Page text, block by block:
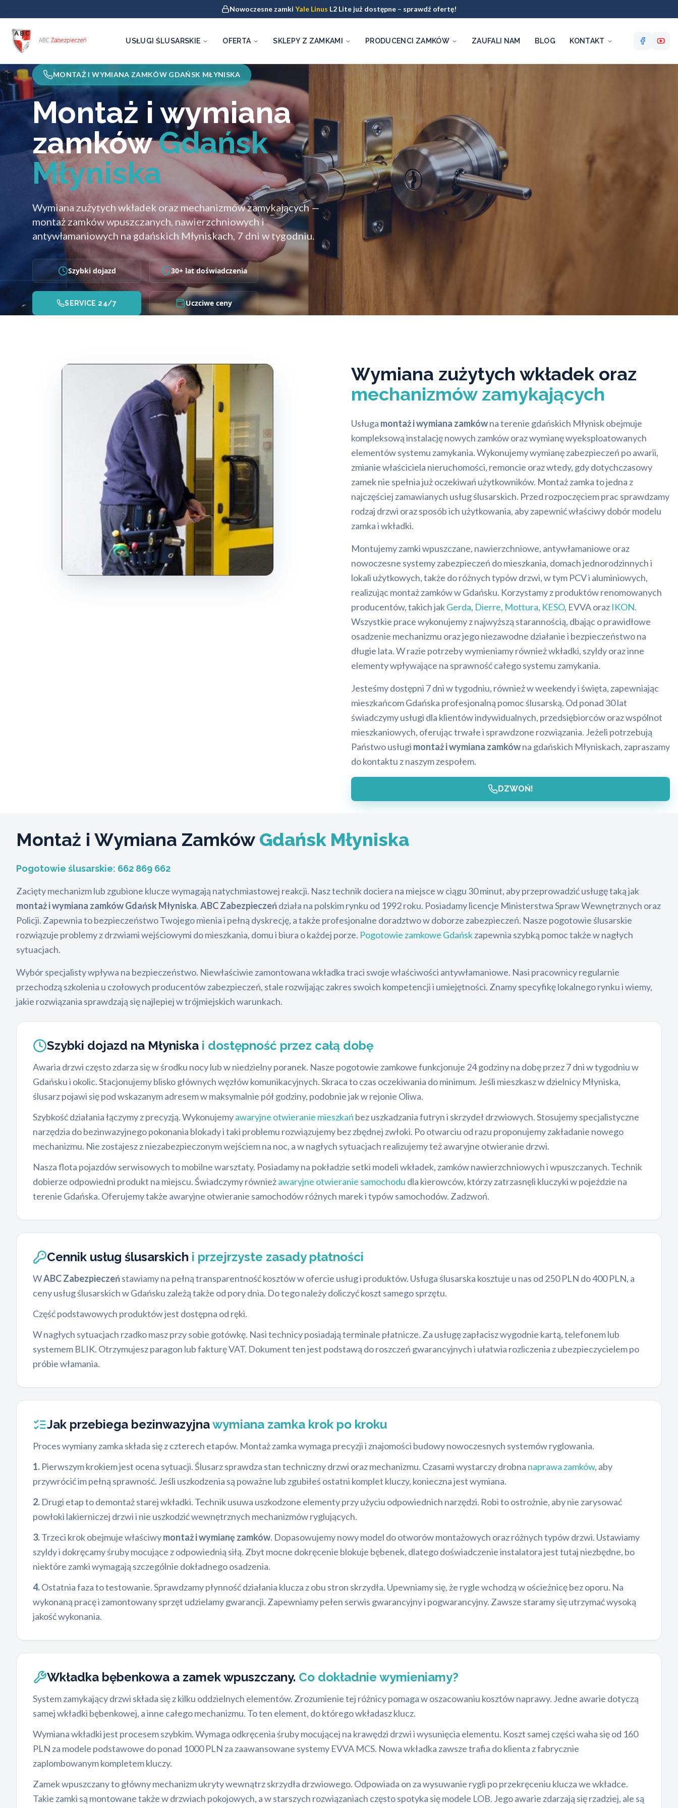
Nowoczesne zamki Yale Linus L2 Lite już dostępne – sprawdź ofertę!
USŁUGI ŚLUSARSKIE OFERTA SKLEPY Z ZAMKAMI PRODUCENCI ZAMKÓW ZAUFALI NAM BLOG KONTAKT
MONTAŻ I WYMIANA ZAMKÓW GDAŃSK MŁYNISKA
Montaż i wymiana
zamkówGdańsk
Młyniska
Wymiana zużytych wkładek oraz mechanizmów zamykających —
montaż zamków wpuszczanych, nawierzchniowych i
antywłamaniowych na gdańskich Młyniskach, 7 dni w tygodniu.
Szybki dojazd 30+ lat doświadczenia
SERVICE 24/7 Uczciwe ceny
Wymiana zużytych wkładek oraz
mechanizmów zamykających
Usługa montaż i wymiana zamkówna terenie gdańskich Młynisk obejmuje
kompleksową instalację nowych zamków oraz wymianę wyeksploatowanych
elementów systemu zamykania. Wykonujemy wymianę zabezpieczeń po awarii,
zmianie właściciela nieruchomości, remoncie oraz wtedy, gdy dotychczasowy
zamek nie spełnia już oczekiwań użytkowników. Montaż zamka to jedna z
najczęściej zamawianych usług ślusarskich. Przed rozpoczęciem prac sprawdzamy
rodzaj drzwi oraz sposób ich użytkowania, aby zapewnić właściwy dobór modelu
zamka i wkładki.
Montujemy zamki wpuszczane, nawierzchniowe, antywłamaniowe oraz
nowoczesne systemy zabezpieczeń do mieszkania, domach jednorodzinnych i
lokali użytkowych, także do różnych typów drzwi, w tym PCV i aluminiowych,
realizując montaż zamków w Gdańsku. Korzystamy z produktów renomowanych
producentów, takich jakGerda, Dierre, Mottura, KESO, EVVA oraz IKON.
Wszystkie prace wykonujemy z najwyższą starannością, dbając o prawidłowe
osadzenie mechanizmu oraz jego niezawodne działanie i bezpieczeństwo na
długie lata. W razie potrzeby wymieniamy również wkładki, szyldy oraz inne
elementy wpływające na sprawność całego systemu zamykania.
Jesteśmy dostępni 7 dni w tygodniu, również w weekendy i święta, zapewniając
mieszkańcom Gdańska profesjonalną pomoc ślusarską. Od ponad 30 lat
świadczymy usługi dla klientów indywidualnych, przedsiębiorców oraz wspólnot
mieszkaniowych, oferując trwałe i sprawdzone rozwiązania. Jeżeli potrzebują
Państwo usługi montaż i wymiana zamkówna gdańskich Młyniskach, zapraszamy
do kontaktu z naszym zespołem.
DZWOŃ!
Montaż i Wymiana Zamków Gdańsk Młyniska
Pogotowie ślusarskie: 662 869 662
Zacięty mechanizm lub zgubione klucze wymagają natychmiastowej reakcji. Nasz technik dociera na miejsce w ciągu 30 minut, aby przeprowadzić usługę taką jak
montaż i wymiana zamków Gdańsk Młyniska.ABC Zabezpieczeńdziała na polskim rynku od 1992 roku. Posiadamy licencje Ministerstwa Spraw Wewnętrznych oraz
Policji. Zapewnia to bezpieczeństwo Twojego mienia i pełną dyskrecję, a także profesjonalne doradztwo w doborze zabezpieczeń. Nasze pogotowie ślusarskie
rozwiązuje problemy z drzwiami wejściowymi do mieszkania, domu i biura o każdej porze. Pogotowie zamkowe Gdańskzapewnia szybką pomoc także w nagłych
sytuacjach.
Wybór specjalisty wpływa na bezpieczeństwo. Niewłaściwie zamontowana wkładka traci swoje właściwości antywłamaniowe. Nasi pracownicy regularnie
przechodzą szkolenia u czołowych producentów zabezpieczeń, stale rozwijając zakres swoich kompetencji i umiejętności. Znamy specyfikę lokalnego rynku i wiemy,
jakie rozwiązania sprawdzają się najlepiej w trójmiejskich warunkach.
Szybki dojazd na Młyniska i dostępność przez całą dobę
Awaria drzwi często zdarza się w środku nocy lub w niedzielny poranek. Nasze pogotowie zamkowe funkcjonuje 24 godziny na dobę przez 7 dni w tygodniu w
Gdańsku i okolic. Stacjonujemy blisko głównych węzłów komunikacyjnych. Skraca to czas oczekiwania do minimum. Jeśli mieszkasz w dzielnicy Młyniska,
ślusarz pojawi się pod wskazanym adresem w maksymalnie pół godziny, podobnie jak w rejonie Oliwa.
Szybkość działania łączymy z precyzją. Wykonujemyawaryjne otwieranie mieszkań bez uszkadzania futryn i skrzydeł drzwiowych. Stosujemy specjalistyczne
narzędzia do bezinwazyjnego pokonania blokady i taki problemu rozwiązujemy bez zbędnej zwłoki. Po otwarciu od razu proponujemy zakładanie nowego
mechanizmu. Nie zostajesz z niezabezpieczonym wejściem na noc, a w nagłych sytuacjach realizujemy też awaryjne otwieranie drzwi.
Nasza flota pojazdów serwisowych to mobilne warsztaty. Posiadamy na pokładzie setki modeli wkładek, zamków nawierzchniowych i wpuszczanych. Technik
dobierze odpowiedni produkt na miejscu. Świadczymy równieżawaryjne otwieranie samochodu dla kierowców, którzy zatrzasnęli kluczyki w pojeździe na
terenie Gdańska. Oferujemy także awaryjne otwieranie samochodów różnych marek i typów samochodów. Zadzwoń.
Cennik usług ślusarskich i przejrzyste zasady płatności
WABC Zabezpieczeństawiamy na pełną transparentność kosztów w ofercie usług i produktów. Usługa ślusarska kosztuje u nas od 250 PLN do 400 PLN, a
ceny usług ślusarskich w Gdańsku zależą także od pory dnia. Do tego należy doliczyć koszt samego sprzętu.
Część podstawowych produktów jest dostępna od ręki.
W nagłych sytuacjach rzadko masz przy sobie gotówkę. Nasi technicy posiadają terminale płatnicze. Za usługę zapłacisz wygodnie kartą, telefonem lub
systemem BLIK. Otrzymujesz paragon lub fakturę VAT. Dokument ten jest podstawą do roszczeń gwarancyjnych i ułatwia rozliczenia z ubezpieczycielem po
próbie włamania.
Jak przebiega bezinwazyjnawymiana zamka krok po kroku
Proces wymiany zamka składa się z czterech etapów. Montaż zamka wymaga precyzji i znajomości budowy nowoczesnych systemów ryglowania.
1. Pierwszym krokiem jest ocena sytuacji. Ślusarz sprawdza stan techniczny drzwi oraz mechanizmu. Czasami wystarczy drobna naprawa zamków, aby
przywrócić im pełną sprawność. Jeśli uszkodzenia są poważne lub zgubiłeś ostatni komplet kluczy, konieczna jest wymiana.
2. Drugi etap to demontaż starej wkładki. Technik usuwa uszkodzone elementy przy użyciu odpowiednich narzędzi. Robi to ostrożnie, aby nie zarysować
powłoki lakierniczej drzwi i nie uszkodzić wewnętrznych mechanizmów ryglujących.
3.Trzeci krok obejmuje właściwymontaż i wymianę zamków. Dopasowujemy nowy model do otworów montażowych oraz różnych typów drzwi. Ustawiamy
szyldy i dokręcamy śruby mocujące z odpowiednią siłą. Zbyt mocne dokręcenie blokuje bębenek, dlatego doświadczenie instalatora jest tutaj niezbędne, bo
niektóre zamki wymagają szczególnie dokładnego osadzenia.
4.Ostatnia faza to testowanie. Sprawdzamy płynność działania klucza z obu stron skrzydła. Upewniamy się, że rygle wchodzą w ościeżnicę bez oporu. Na
wykonaną pracę i zamontowany sprzęt udzielamy gwarancji. Zapewniamy pełen serwis gwarancyjny i pogwarancyjny. Zawsze staramy się utrzymać wysoką
jakość wykonania.
Wkładka bębenkowa a zamek wpuszczany. Co dokładnie wymieniamy?
System zamykający drzwi składa się z kilku oddzielnych elementów. Zrozumienie tej różnicy pomaga w oszacowaniu kosztów naprawy. Jedne awarie dotyczą
samej wkładki bębenkowej, a inne całego mechanizmu. To ten element, do którego wkładasz klucz.
Wymiana wkładki jest procesem szybkim. Wymaga odkręcenia śruby mocującej na krawędzi drzwi i wysunięcia elementu. Koszt samej części waha się od 160
PLN za modele podstawowe do ponad 1000 PLN za zaawansowane systemy EVVA MCS. Nowa wkładka zawsze trafia do klienta z fabrycznie
zaplombowanym kompletem kluczy.
Zamek wpuszczany to główny mechanizm ukryty wewnątrz skrzydła drzwiowego. Odpowiada on za wysuwanie rygli po przekręceniu klucza we wkładce.
Takie zamki są montowane także w drzwiach pokojowych, a w starszych rozwiązaniach często spotyka się modele LOB. Jego awarie zdarzają się rzadziej, ale są